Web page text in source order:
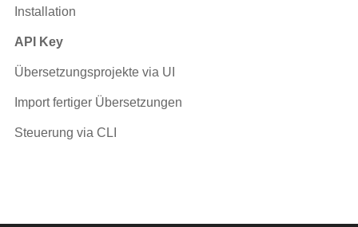
Installation
API Key
Übersetzungsprojekte via UI
Import fertiger Übersetzungen
Steuerung via CLI